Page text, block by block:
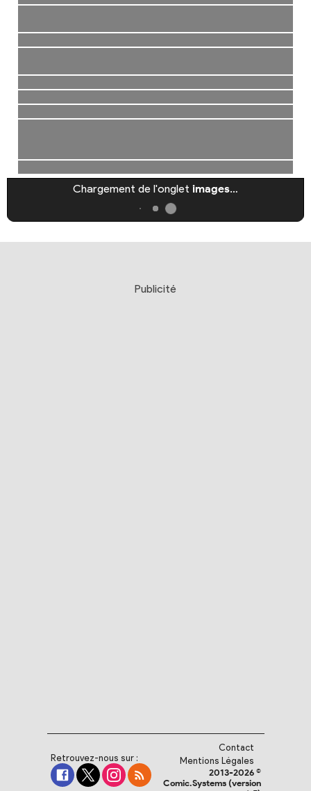
Chargement de l'onglet images…
Publicité
Retrouvez-nous sur :
Contact
Mentions Légales
2013-2026 ©
Comic.Systems (version